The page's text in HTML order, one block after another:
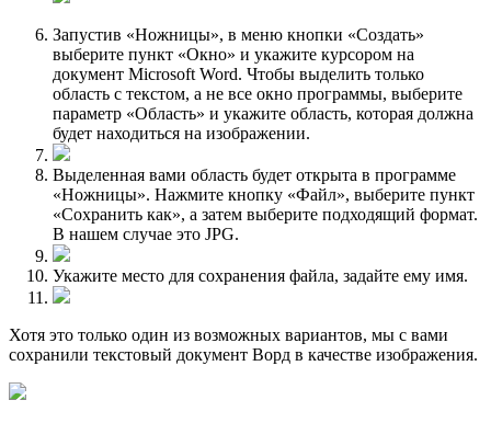
Запустив «Ножницы», в меню кнопки «Создать»
выберите пункт «Окно» и укажите курсором на
документ Microsoft Word. Чтобы выделить только
область с текстом, а не все окно программы, выберите
параметр «Область» и укажите область, которая должна
будет находиться на изображении.
Выделенная вами область будет открыта в программе
«Ножницы». Нажмите кнопку «Файл», выберите пункт
«Сохранить как», а затем выберите подходящий формат.
В нашем случае это JPG.
Укажите место для сохранения файла, задайте ему имя.
Хотя это только один из возможных вариантов, мы с вами
сохранили текстовый документ Ворд в качестве изображения.